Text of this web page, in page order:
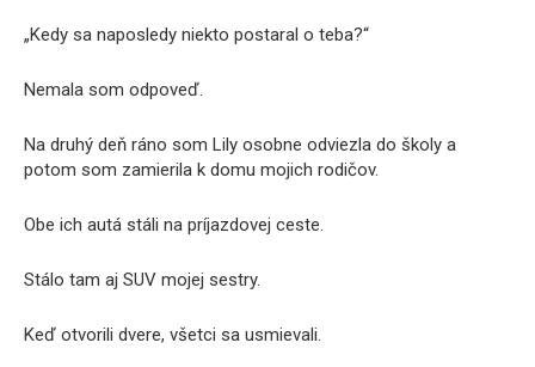
„Kedy sa naposledy niekto postaral o teba?“
Nemala som odpoveď.
Na druhý deň ráno som Lily osobne odviezla do školy a
potom som zamierila k domu mojich rodičov.
Obe ich autá stáli na príjazdovej ceste.
Stálo tam aj SUV mojej sestry.
Keď otvorili dvere, všetci sa usmievali.